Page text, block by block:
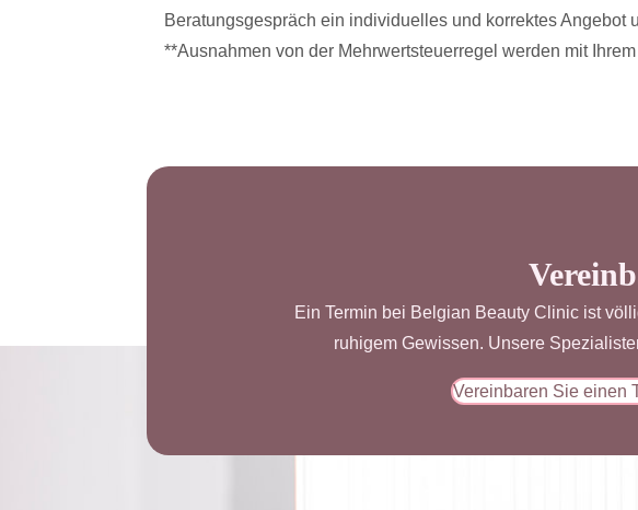
Beratungsgespräch ein individuelles und korrektes
**Ausnahmen von der Mehrwertsteuerregel werden mit
Ein Termin bei Belgian Beauty Clinic ist
ruhigem Gewissen. Unsere
Vereinbaren Sie einen